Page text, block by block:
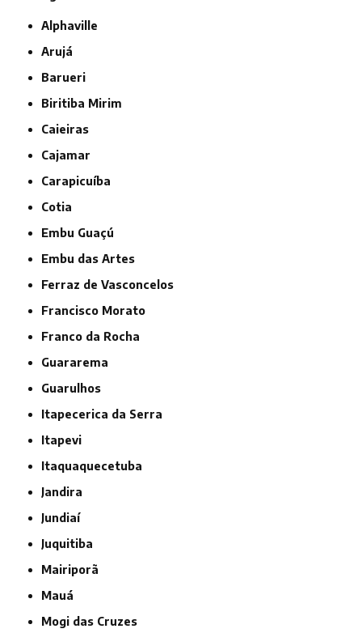
Alphaville
Arujá
Barueri
Biritiba Mirim
Caieiras
Cajamar
Carapicuíba
Cotia
Embu Guaçú
Embu das Artes
Ferraz de Vasconcelos
Francisco Morato
Franco da Rocha
Guararema
Guarulhos
Itapecerica da Serra
Itapevi
Itaquaquecetuba
Jandira
Jundiaí
Juquitiba
Mairiporã
Mauá
Mogi das Cruzes